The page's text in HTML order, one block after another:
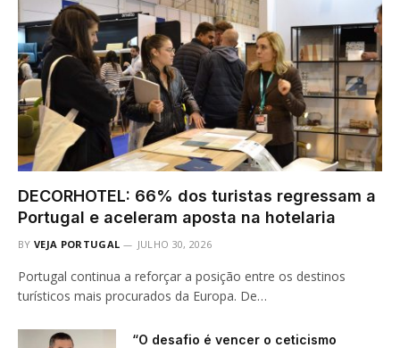
DECORHOTEL: 66% dos turistas regressam a
Portugal e aceleram aposta na hotelaria
BY VEJA PORTUGAL JULHO 30, 2026
Portugal continua a reforçar a posição entre os destinos
turísticos mais procurados da Europa. De…
“O desafio é vencer o ceticismo